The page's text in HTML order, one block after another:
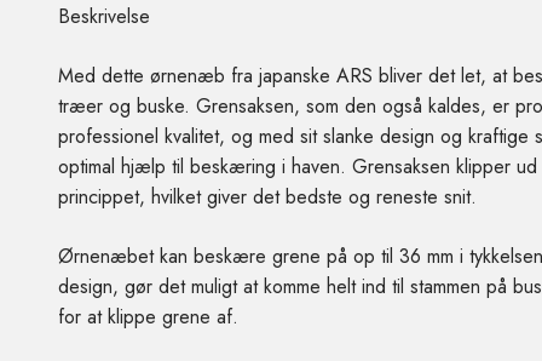
Med dette ørnenæb fra japanske ARS bliver det let, at
træer og buske. Grensaksen, som den også kaldes, er
professionel kvalitet, og med sit slanke design og
optimal hjælp til beskæring i haven. Grensaksen klipper
princippet, hvilket giver det bedste og reneste snit.
Ørnenæbet kan beskære grene på op til 36 mm i
design, gør det muligt at komme helt ind til stammen på
for at klippe grene af.